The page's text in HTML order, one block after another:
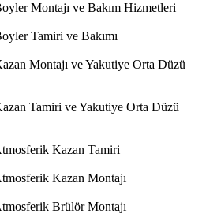
Montajı ve Bakım Hizmetleri
Tamiri ve Bakımı
Montajı ve Yakutiye Orta Düzü
Tamiri ve Yakutiye Orta Düzü
Kazan Tamiri
Kazan Montajı
Brülör Montajı